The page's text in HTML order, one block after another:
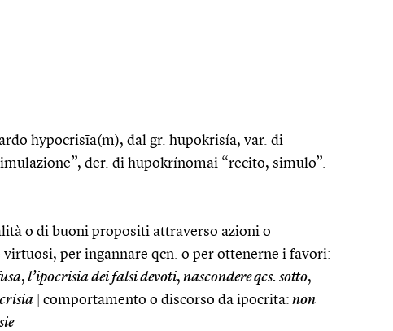
hypocrisīa(m), dal gr. hupokrisía, var. di
der. di hupokrínomai “recito, simulo”.
o di buoni propositi attraverso azioni o
per ingannare qcn. o per ottenerne i favori:
, l’ipocrisia dei falsi devoti, nascondere qcs. sotto,
comportamento o discorso da ipocrita: non